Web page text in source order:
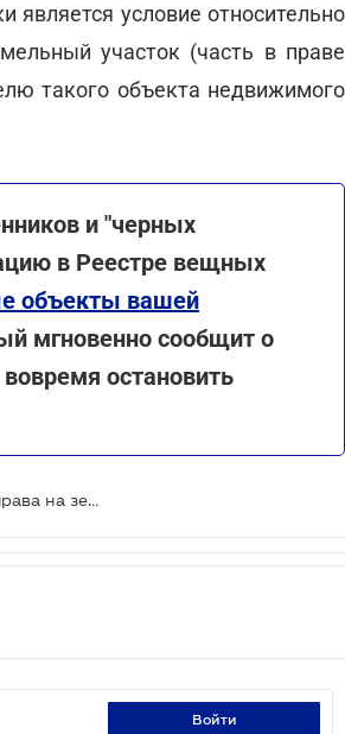
является условие относительно
участок (часть в праве
такого объекта недвижимого
и "черных
в Реестре вещных
объекты вашей
мгновенно сообщит о
остановить
Верховная Рада утвердила одновременный переход права на землю и недвижимость
войти